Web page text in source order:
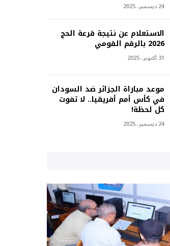
24 ديسمبر، 2025
الاستعلام عن نتيجة قرعة الحج
2026 بالرقم القومي
31 أكتوبر، 2025
موعد مباراة الجزائر ضد السودان
في كأس أمم أفريقيا.. لا تفوت
كل لحظة!
24 ديسمبر، 2025